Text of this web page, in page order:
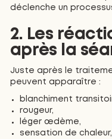
déclenche un
2. Les
après la
Juste après le
peuvent apparaître :
blanchiment
rougeur,
léger œdème,
sensation de chaleur,